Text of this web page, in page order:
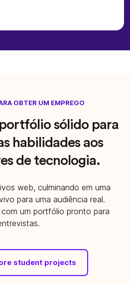
OBTER UM EMPREGO
sólido para
habilidades aos
de tecnologia.
web, culminando em uma
para uma audiência real.
com um portfólio pronto para
student projects